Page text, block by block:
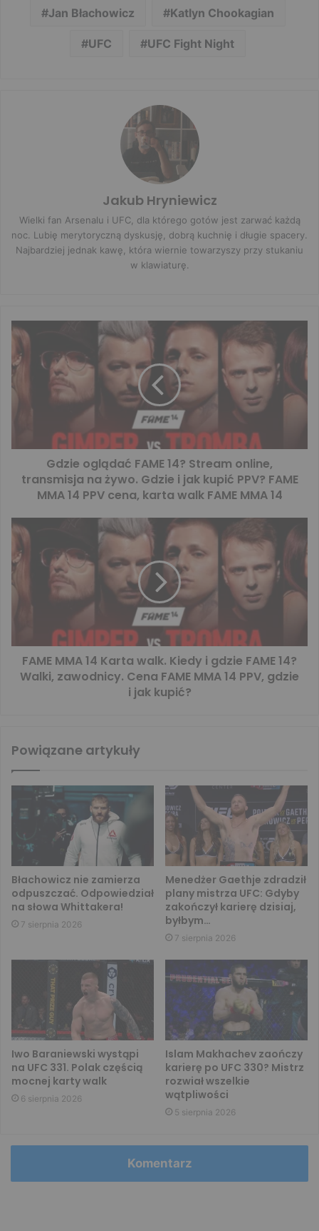
Jan Błachowicz Katlyn Chookagian
UFC UFC Fight Night
Jakub Hryniewicz
Wielki fan Arsenalu i UFC, dla którego gotów jest zarwać każdą
noc. Lubię merytoryczną dyskusję, dobrą kuchnię i długie spacery.
Najbardziej jednak kawę, która wiernie towarzyszy przy stukaniu
w klawiaturę.
Gdzie oglądać FAME 14? Stream online,
transmisja na żywo. Gdzie i jak kupić PPV? FAME
MMA 14 PPV cena, karta walk FAME MMA 14
FAME MMA 14 Karta walk. Kiedy i gdzie FAME 14?
Walki, zawodnicy. Cena FAME MMA 14 PPV, gdzie
i jak kupić?
Powiązane artykuły
Błachowicz nie zamierza
odpuszczać. Odpowiedział
na słowa Whittakera!
7 sierpnia 2026
Menedżer Gaethje zdradził
plany mistrza UFC: Gdyby
zakończył karierę dzisiaj,
byłbym…
7 sierpnia 2026
Iwo Baraniewski wystąpi
na UFC 331. Polak częścią
mocnej karty walk
6 sierpnia 2026
Islam Makhachev zaończy
karierę po UFC 330? Mistrz
rozwiał wszelkie
wątpliwości
5 sierpnia 2026
Komentarz